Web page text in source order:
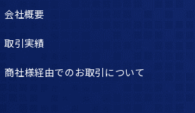
会社概要
取引実績
商社様経由でのお取引について